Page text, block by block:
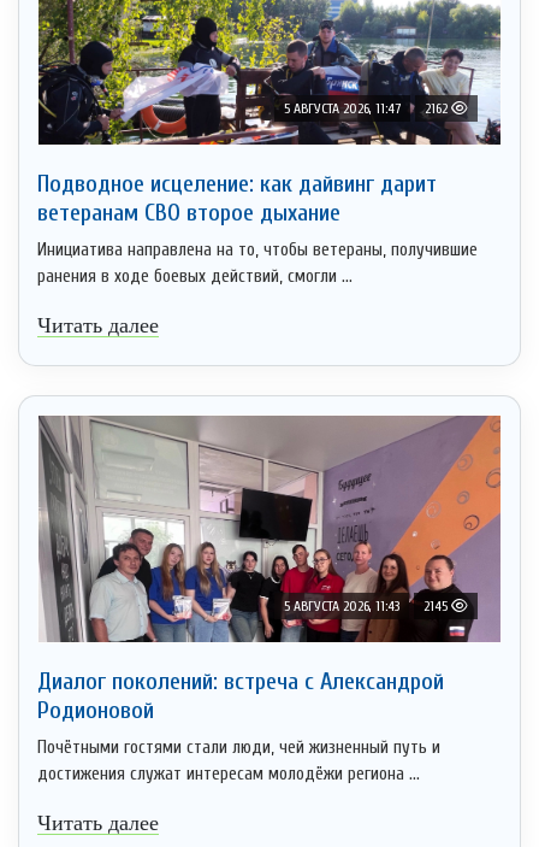
5 АВГУСТА 2026, 11:47 2162
Подводное исцеление: как дайвинг дарит
ветеранам СВО второе дыхание
Инициатива направлена на то, чтобы ветераны, получившие
ранения в ходе боевых действий, смогли ...
Читать далее
5 АВГУСТА 2026, 11:43 2145
Диалог поколений: встреча с Александрой
Родионовой
Почётными гостями стали люди, чей жизненный путь и
достижения служат интересам молодёжи региона ...
Читать далее